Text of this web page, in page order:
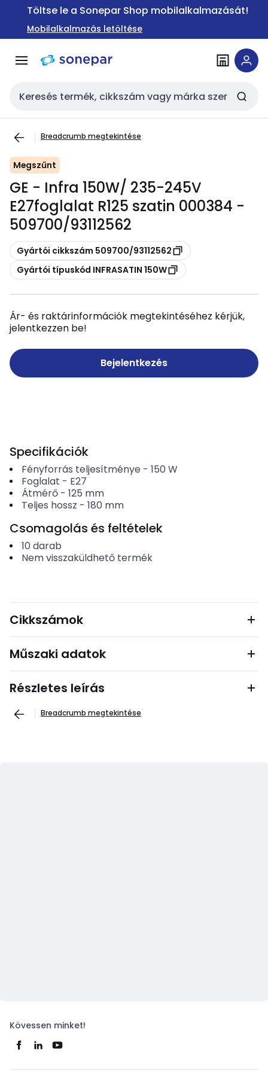
Ugrás a
Ugrás a
tartalomra
Töltse le a Sonepar Shop mobilalkalmazását!
Mobilalkalmazás letöltése
Keresési bemenet
Breadcrumb megtekintése
Megszűnt
GE - Infra 150W/ 235-245V
E27foglalat R125 szatin 000384 -
509700/93112562
Másolás
Gyártói cikkszám 509700/93112562
Másolás
Gyártói típuskód INFRASATIN 150W
Ár- és raktárinformációk megtekintéséhez kérjük,
jelentkezzen be!
Bejelentkezés
Specifikációk
Fényforrás teljesítménye - 150 W
Foglalat - E27
Átmérő- 125 mm
Teljes hossz - 180 mm
Csomagolás és feltételek
10 darab
Nem visszaküldhető termék
Cikkszámok
Műszaki adatok
Részletes leírás
Breadcrumb megtekintése
Kövessen minket!